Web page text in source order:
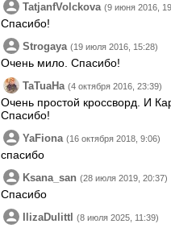
TatjanfVolckova (9 июня 2016,
Спасибо!
Strogaya (19 июля 2016, 15:28)
Очень мило. Спасибо!
TaTuaHa (4 октября 2016, 23:39)
Очень простой кроссворд. И
Спасибо!
YaFiona (16 октября 2018, 9:06)
спасибо
Ksana_san (28 июля 2019, 20:37)
Спасибо
IlizaDulittl (8 июля 2025, 11:39)